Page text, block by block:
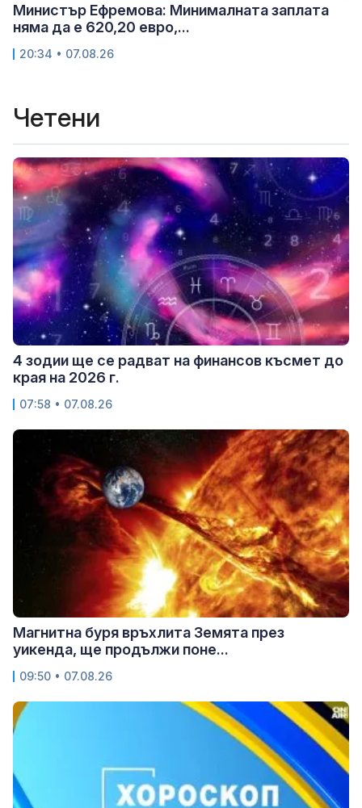
Министър Ефремова: Минималната заплата
няма да е 620,20 евро,...
20:34 • 07.08.26
Четени
4 зодии ще се радват на финансов късмет до
края на 2026 г.
07:58 • 07.08.26
Магнитна буря връхлита Земята през
уикенда, ще продължи поне...
09:50 • 07.08.26